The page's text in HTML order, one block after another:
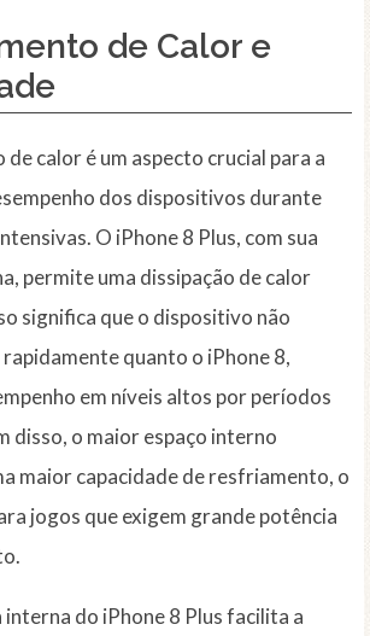
de Calor e
calor é um aspecto crucial para a
dos dispositivos durante
O iPhone 8 Plus, com sua
permite uma dissipação de calor
significa que o dispositivo não
quanto o iPhone 8,
em níveis altos por períodos
disso, o maior espaço interno
maior capacidade de resfriamento, o
jogos que exigem grande potência
do iPhone 8 Plus facilita a